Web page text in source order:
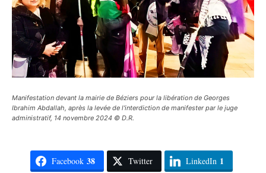
Manifestation devant la mairie de Béziers pour la libération de Georges
Ibrahim Abdallah, après la levée de l'interdiction de manifester par le juge
administratif, 14 novembre 2024 © D.R.
Facebook 38 Twitter LinkedIn 1